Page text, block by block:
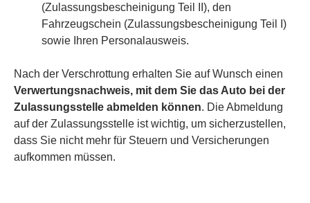
(Zulassungsbescheinigung Teil II), den
Fahrzeugschein (Zulassungsbescheinigung Teil I)
sowie Ihren Personalausweis.
Nach der Verschrottung erhalten Sie auf Wunsch einen
Verwertungsnachweis, mit dem Sie das Auto bei der
Zulassungsstelle abmelden können. Die Abmeldung
auf der Zulassungsstelle ist wichtig, um sicherzustellen,
dass Sie nicht mehr für Steuern und Versicherungen
aufkommen müssen.